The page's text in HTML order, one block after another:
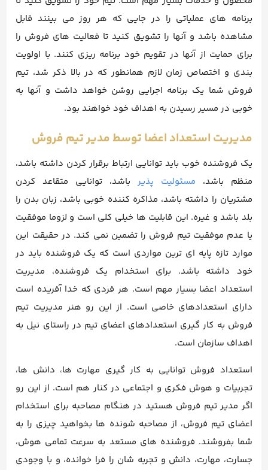
برنامه های عملیاتی را در جایی که هر روز می بینند قابل
مشاهده باشد و آنها را تشویق کنید تا فعالیت های فروش را
برای حمایت از آنها در تقویم خود برنامه ریزی کنند. با اولویت
بندی و اختصاص زمان لازم همانطور که در بالا ذکر شد، تیم
فروش شما یک برنامه اجرایی روشن خواهد داشت و آنها به
خوبی در مسیر رسیدن به اهداف خود خواهند بود.
مدیریت استعداد اعضا توسط مدیر تیم فروش
یک فروشنده‌ خوب باید توانایی ارتباط برقرار کردن داشته باشد،
منظم باشد، مسئولیت ‌پذیر باشد، توانایی متقاعد کردن
مشتریان را داشته باشد، مذاکره ‌کننده خوبی باشد، زبان بدن را
بلد باشد و غیره. این قابلیت ‌ها خیلی کلی است و لزوما موفقیت
یا عدم موفقیت تیم فروش را تضمین نمی کند. در حقیقت این
موارد تازه پایه ای ترین مواردی است که یک فروشنده باید در
خود داشته باشد. برای استخدام یک فروشنده، مدیریت
استعداد اعضا بسیار مهم است. هر فردی که خدا آفریده است
دارای استعدادهای خاصی است. از این رو هنر مدیریت تیم
فروش به کار گیری استعدادهای اعضای تیم در راستای نیل به
اهداف سازمان است.
استعداد فروش توانایی به کار گیری مهارت ها، دانش ها،
تجربیات و هوش فکری و اجتماعی در کنار هم است. از این رو
اگر مدیر تیم فروش هستید در هنگام مصاحبه برای استخدام
اعضای تیم فروش، از مصاحبه ‌شونده ها بخواهید چیزی را به
شما بفروشند. فروشنده های مستعد به سرعت تمامی هوش،
جسارت، مهارت، دانش و تجربه شان را فرا خوانده، و با وجودی